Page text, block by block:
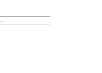
Suche